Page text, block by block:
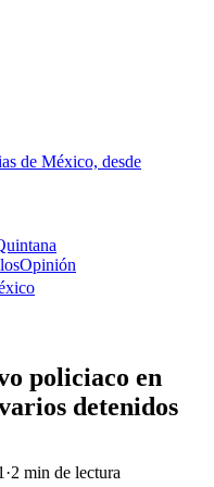
de México, desde
Opinión
policiaco en
detenidos
·2 min de lectura